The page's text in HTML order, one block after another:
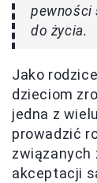
pewności
do życia.
Jako
dzieciom
jedna z
prowadzić
związanych
akceptacji